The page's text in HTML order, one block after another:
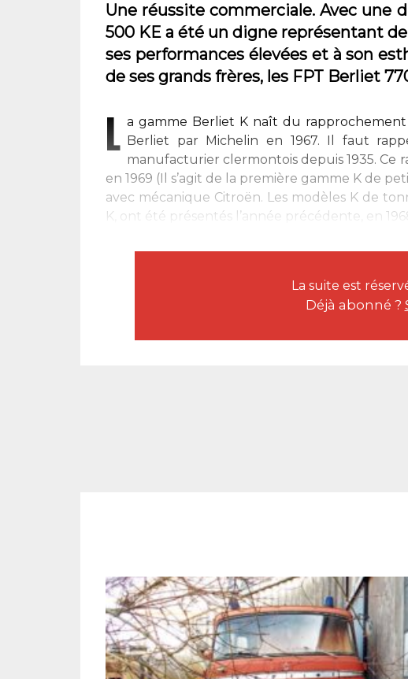
Une réussite commerciale. Avec une
500 KE a été un digne représentant
ses performances élevées et à son
de ses grands frères, les FPT Berliet
L a gamme Berliet K naît du
Berliet par Michelin en 1967. Il faut
manufacturier clermontois depuis 1935.
en 1969 (Il s’agit de la première gamme K de
avec mécanique Citroën. Les modèles K de
K, ont été présentés l’année précédente, en
La suite est
Déjà abonné ?